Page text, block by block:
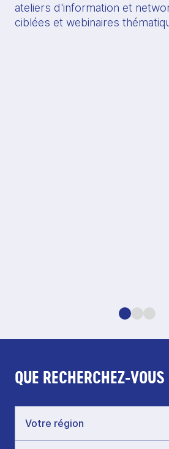
ateliers d'information et
ciblées et webinaires
QUE RECHERCHEZ-